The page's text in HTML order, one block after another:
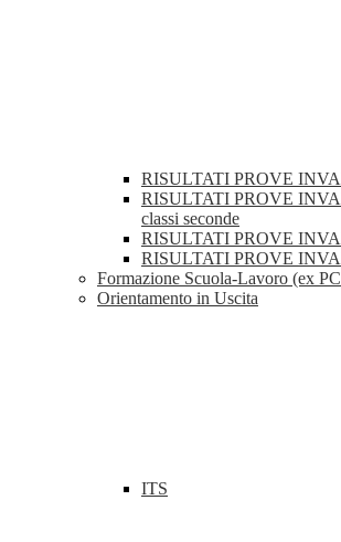
RISULTATI PROVE
RISULTATI PROVE
classi seconde
RISULTATI PROVE
RISULTATI PROVE
Formazione Scuola-Lavoro (ex
Orientamento in Uscita
ITS